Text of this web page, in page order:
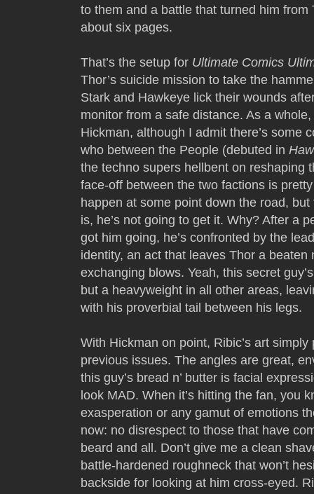
to them and a battle that turned him
about six pages.
That’s the setup for Ultimate Comics
Thor’s suicide mission to take the
Stark and Hawkeye lick their wounds
monitor from a safe distance. As a
Hickman, although I admit there’s some
who between the People (debuted in
the techno supers hellbent on reshaping
face-off between the two factions is
happen at some point down the road,
is, he’s not going to get it. Why? After a
got him going, he’s confronted by the
identity, an act that leaves Thor a
exchanging blows. Yeah, this secret
but a heavyweight in all other areas,
with his proverbial tail between his legs.
With Hickman on point, Ribic’s art
previous issues. The angles are great,
this guy’s bread n’ butter is facial
look MAD. When it’s hitting the fan, you
exasperation or any gamut of emotions
now: no disrespect to those that have
beard and all. Don’t give me a clean
battle-hardened roughneck that won’t
backside for looking at him cross-eyed.